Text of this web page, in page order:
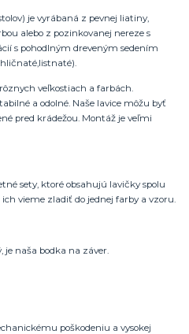
je vyrábaná z pevnej liatiny,
alebo z pozinkovanej nereze s
s pohodlným dreveným sedením
veľkostiach a farbách.
a odolné. Naše lavice môžu byť
pred krádežou. Montáž je veľmi
sety, ktoré obsahujú lavičky spolu
vieme zladiť do jednej farby a vzoru.
je naša bodka na záver.
poškodeniu a vysokej